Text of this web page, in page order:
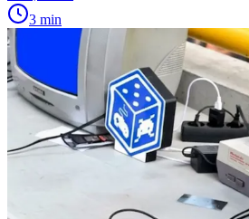
3 min